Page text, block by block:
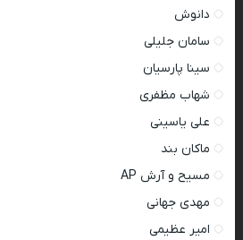
دانوش
سامان جلیلی
سینا پارسیان
شهاب مظفری
علی یاسینی
ماکان بند
مسیح و آرش AP
مهدی جهانی
امیر عظیمی